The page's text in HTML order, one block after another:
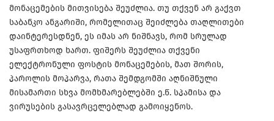
მონაცემების მითვისება შეუძლია. თუ თქვენ არ გაქვთ
საბანკო ანგარიში, რომელითაც შეიძლება თაღლითები
დაინტერესდნენ, ეს იმას არ ნიშნავს, რომ სრულად
უსაფრთხოდ ხართ. ფიშერს შეუძლია თქვენი
ელექტრონული ფოსტის მონაცემების, მათ შორის,
პაროლის მოპარვა, რათა შემდგომში აღნიშნული
მისამართი სხვა მომხმარებლებში ე.წ. სპამისა და
ვირუსების გასავრცელებლად გამოიყენოს.